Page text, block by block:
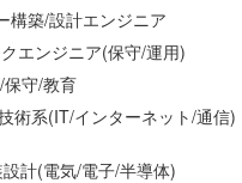
構築/設計エンジニア
エンジニア(保守/運用)
守/教育
術系(IT/インターネット/通信)
計(電気/電子/半導体)